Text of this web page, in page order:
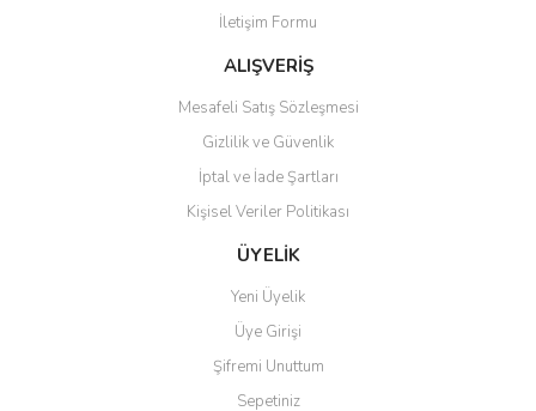
İletişim Formu
ALIŞVERİŞ
Mesafeli Satış Sözleşmesi
Gizlilik ve Güvenlik
İptal ve İade Şartları
Kişisel Veriler Politikası
ÜYELİK
Yeni Üyelik
Üye Girişi
Şifremi Unuttum
Sepetiniz